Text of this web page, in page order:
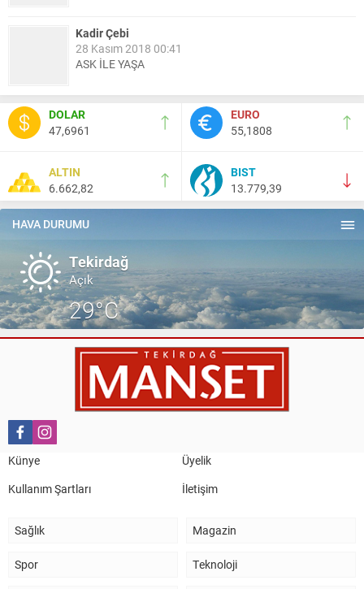
Kadir Çebi
28 Kasım 2018 00:41
ASK İLE YAŞA
Nail Kazanç
10 Mart 2023 21:36
HAYDİ TEKİRDAĞ MAÇA !!!!
Salih Canikli
5 Kasım 2024 19:54
TEKİRDAĞ İL EMNİYET MÜDÜRÜMÜZE HAYIRLI OLSUN
DOLAR
47,6961
EURO
55,1808
ALTIN
6.662,82
BIST
13.779,39
HAVA DURUMU
Tekirdağ
Açık
29°C
Künye
Üyelik
Kullanım Şartları
İletişim
Sağlık Magazin
Spor Teknoloji